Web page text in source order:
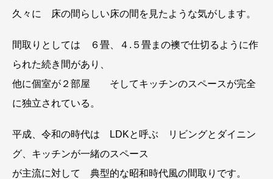
久々に 床の間らしい床の間を見たような気がします。
間取りとしては ６畳、４.５畳まの襖で仕切るように作
られた続き間があり、
他に個室が２部屋 そしてキッチンのスペースが完全
に独立されている。
平成、令和の時代は LDKと呼ぶ リビングとダイニン
グ、キッチンが一緒のスペース
が主流に対して 典型的な昭和時代風の間取りです。